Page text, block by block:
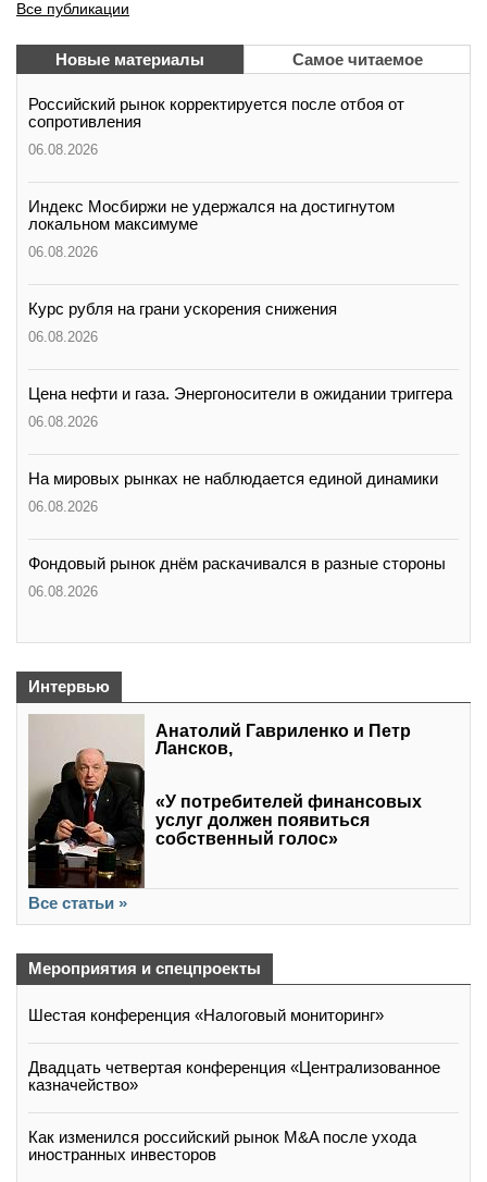
Все публикации
Новые материалы Самое читаемое
Российский рынок корректируется после отбоя от
сопротивления
06.08.2026
Индекс Мосбиржи не удержался на достигнутом
локальном максимуме
06.08.2026
Курс рубля на грани ускорения снижения
06.08.2026
Цена нефти и газа. Энергоносители в ожидании триггера
06.08.2026
На мировых рынках не наблюдается единой динамики
06.08.2026
Фондовый рынок днём раскачивался в разные стороны
06.08.2026
Интервью
Анатолий Гавриленко и Петр
Лансков,
«У потребителей финансовых
услуг должен появиться
собственный голос»
Все статьи »
Мероприятия и спецпроекты
Шестая конференция «Налоговый мониторинг»
Двадцать четвертая конференция «Централизованное
казначейство»
Как изменился российский рынок M&A после ухода
иностранных инвесторов